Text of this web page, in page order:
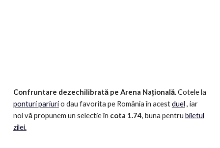
Confruntare dezechilibrată pe Arena Națională.Cotele la
ponturi pariurio dau favorita pe România în acestduel, iar
noi vă propunem un selectie în cota 1.74, buna pentru biletul
zilei.